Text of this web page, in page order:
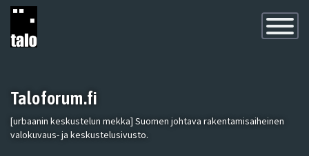
Toggle
Taloforum.fi
[urbaanin keskustelun mekka] Suomen johtava rakentamisaiheinen
valokuvaus- ja keskustelusivusto.